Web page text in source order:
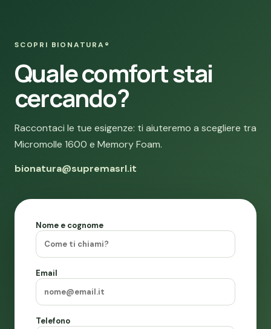
SCOPRI BIONATURA®
Quale comfort stai
cercando?
Raccontaci le tue esigenze: ti aiuteremo a scegliere tra
Micromolle 1600 e Memory Foam.
bionatura@supremasrl.it
Nome e cognome
Email
Telefono